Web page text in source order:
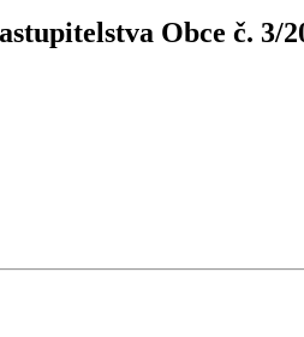
Obce č. 3/